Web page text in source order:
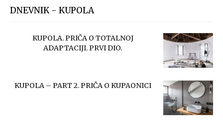
DNEVNIK - KUPOLA
KUPOLA. PRIČA O TOTALNOJ
ADAPTACIJI. PRVI DIO.
KUPOLA – PART 2. PRIČA O KUPAONICI